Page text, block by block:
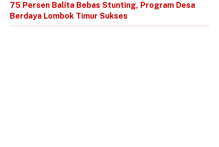
75 Persen Balita Bebas Stunting, Program Desa
Berdaya Lombok Timur Sukses